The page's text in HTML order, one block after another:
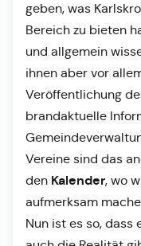
geben, was
Bereich zu bieten
und allgemein
ihnen aber vor
Veröffentlichung
brandaktuelle
Vereine sind das
den Kalender, wo
aufmerksam
Nun ist es so, dass